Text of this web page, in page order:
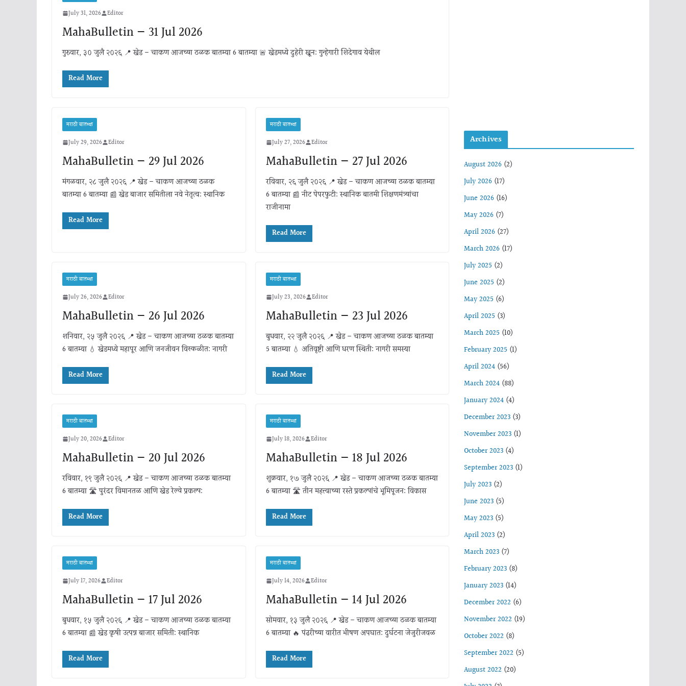
July 31, 2026 Editor
MahaBulletin — 31 Jul 2026
गुरुवार, ३० जुलै २०२६ 📍 खेड – चाकण आजच्या ठळक बातम्या 6 बातम्या 🚨 खेडमध्ये दुहेरी खून: गुन्हेगारी शिंदेगाव येथील
Read More
मराठी बातम्या
July 29, 2026 Editor
MahaBulletin — 29 Jul 2026
मंगळवार, २८ जुलै २०२६ 📍 खेड – चाकण आजच्या ठळक
बातम्या 6 बातम्या 📰 खेड बाजार समितीला नवे नेतृत्व: स्थानिक
Read More
मराठी बातम्या
July 27, 2026 Editor
MahaBulletin — 27 Jul 2026
रविवार, २६ जुलै २०२६ 📍 खेड – चाकण आजच्या ठळक बातम्या
6 बातम्या 📰 नीट पेपरफुटी: स्थानिक बातमी शिक्षणमंत्र्यांचा
राजीनामा
Read More
मराठी बातम्या
July 26, 2026 Editor
MahaBulletin — 26 Jul 2026
शनिवार, २५ जुलै २०२६ 📍 खेड – चाकण आजच्या ठळक बातम्या
6 बातम्या 💧 खेडमध्ये महापूर आणि जनजीवन विस्कळीत: नागरी
Read More
मराठी बातम्या
July 23, 2026 Editor
MahaBulletin — 23 Jul 2026
बुधवार, २२ जुलै २०२६ 📍 खेड – चाकण आजच्या ठळक बातम्या
5 बातम्या 💧 अतिवृष्टी आणि धरण स्थिती: नागरी समस्या
Read More
मराठी बातम्या
July 20, 2026 Editor
MahaBulletin — 20 Jul 2026
रविवार, १९ जुलै २०२६ 📍 खेड – चाकण आजच्या ठळक बातम्या
6 बातम्या 🛣️ पुरंदर विमानतळ आणि खेड रेल्वे प्रकल्प:
Read More
मराठी बातम्या
July 18, 2026 Editor
MahaBulletin — 18 Jul 2026
शुक्रवार, १७ जुलै २०२६ 📍 खेड – चाकण आजच्या ठळक बातम्या
6 बातम्या 🛣️ तीन महत्त्वाच्या रस्ते प्रकल्पांचे भूमिपूजन: विकास
Read More
मराठी बातम्या
July 17, 2026 Editor
MahaBulletin — 17 Jul 2026
बुधवार, १५ जुलै २०२६ 📍 खेड – चाकण आजच्या ठळक बातम्या
6 बातम्या 📰 खेड कृषी उत्पन्न बाजार समिती: स्थानिक
Read More
मराठी बातम्या
July 14, 2026 Editor
MahaBulletin — 14 Jul 2026
सोमवार, १३ जुलै २०२६ 📍 खेड – चाकण आजच्या ठळक बातम्या
6 बातम्या 🔥 पंढरीच्या वारीत भीषण अपघात: दुर्घटना जेजुरीजवळ
Read More
Archives
August 2026 (2)
July 2026 (17)
June 2026 (16)
May 2026 (7)
April 2026 (27)
March 2026 (17)
July 2025 (2)
June 2025 (2)
May 2025 (6)
April 2025 (3)
March 2025 (10)
February 2025 (1)
April 2024 (56)
March 2024 (88)
January 2024 (4)
December 2023 (3)
November 2023 (1)
October 2023 (4)
September 2023 (1)
July 2023 (2)
June 2023 (5)
May 2023 (5)
April 2023 (2)
March 2023 (7)
February 2023 (8)
January 2023 (14)
December 2022 (6)
November 2022 (19)
October 2022 (8)
September 2022 (5)
August 2022 (20)